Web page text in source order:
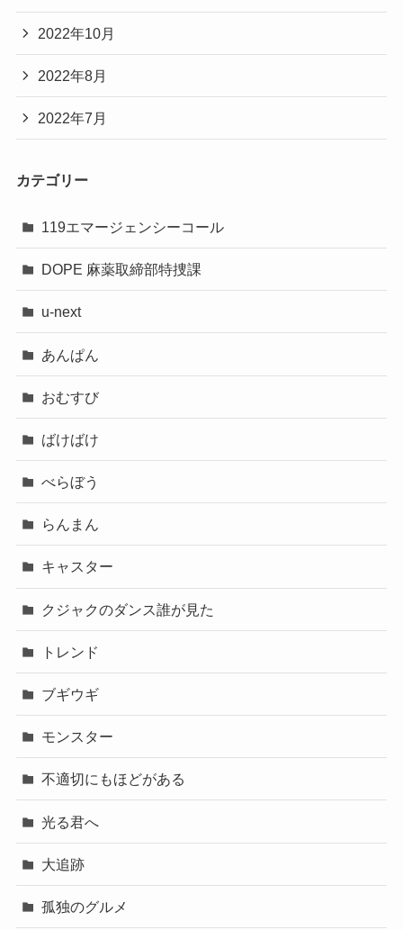
2022年10月
2022年8月
2022年7月
カテゴリー
119エマージェンシーコール
DOPE 麻薬取締部特捜課
u-next
あんぱん
おむすび
ばけばけ
べらぼう
らんまん
キャスター
クジャクのダンス誰が見た
トレンド
ブギウギ
モンスター
不適切にもほどがある
光る君へ
大追跡
孤独のグルメ